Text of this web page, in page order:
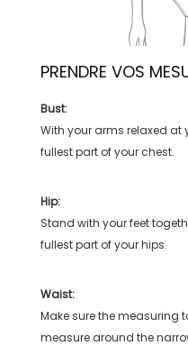
PRENDRE VOS
Bust:
With your arms relaxed at
fullest part of your chest.
Hip:
Stand with your feet
fullest part of your hips.
Waist:
Make sure the measuring
measure around the